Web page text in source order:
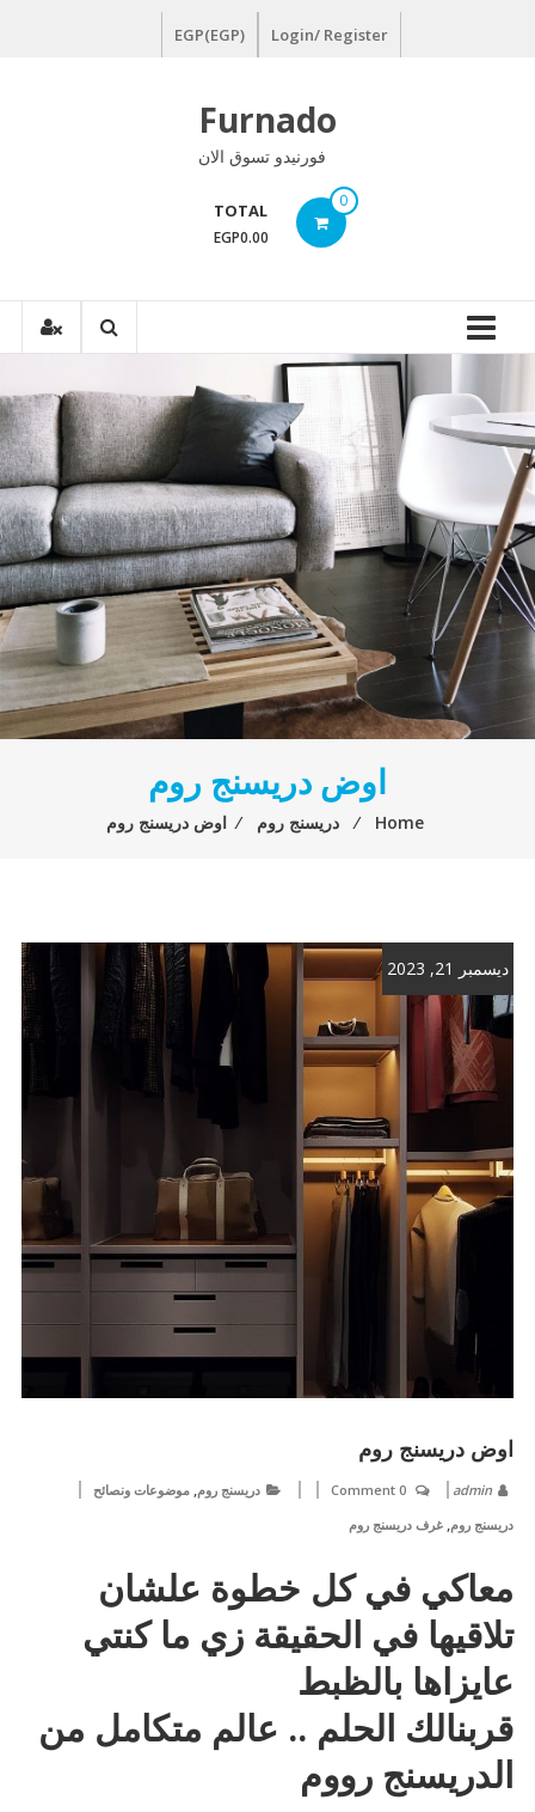
Login/ Register
EGP(EGP)
Furnado
فورنيدو تسوق الان
0
TOTAL
EGP0.00
اوض دريسنج روم
Home
⁄ دريسنج روم ⁄ اوض دريسنج روم
ديسمبر 21, 2023
اوض دريسنج روم
admin
0 Comment دريسنج روم, موضوعات ونصائح
دريسنج روم, غرف دريسنج روم
معاكي في كل خطوة علشان
تلاقيها في الحقيقة زي ما كنتي
عايزاها بالظبط
قربنالك الحلم .. عالم متكامل من
الدريسنج رووم